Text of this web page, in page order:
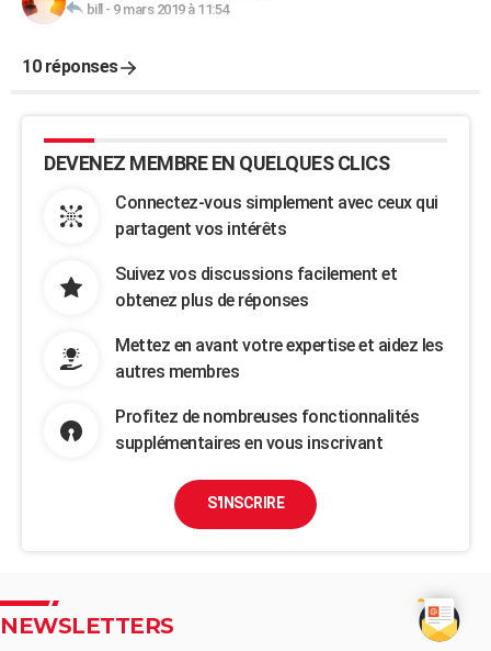
bill - 9 mars 2019 à 11:54
10 réponses
DEVENEZ MEMBRE EN QUELQUES CLICS
Connectez-vous simplement avec ceux qui
partagent vos intérêts
Suivez vos discussions facilement et
obtenez plus de réponses
Mettez en avant votre expertise et aidez les
autres membres
Profitez de nombreuses fonctionnalités
supplémentaires en vous inscrivant
S'INSCRIRE
NEWSLETTERS